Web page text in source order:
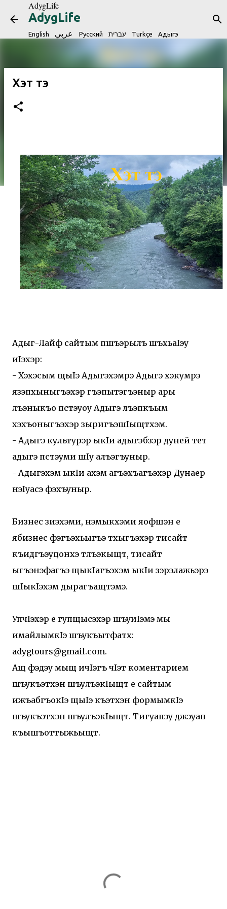
AdygLife
AdygLife
English Русский Turkçe Адыгэ
Хэт тэ
Адыг-Лайф сайтым пшъэрылъ шъхьаIэу
иIэхэр:
- Хэхэсым щыIэ Адыгэхэмрэ Адыгэ хэкумрэ
язэпхыныгъэхэр гъэпытэгъэныр ары
лъэныкъо пстэуоу Адыгэ лъэпкъым
хэхъоныгъэхэр зыригъэшIыщтхэм.
- Адыгэ культурэр ыкIи адыгэбзэр дуней тет
адыгэ пстэуми шIу алъэгъуныр.
- Адыгэхэм ыкIи ахэм агъэхъагъэхэр Дунаер
нэIуасэ фэхъуныр.
Бизнес зиӀэхэми, нэмыкӀхэми яӀофшӀэн е
ябизнес фэгъэхьыгъэ тхыгъэхэр тисайт
къидгъэуцонхэ тлъэкӀыщт, тисайт
ыгъэнэфагъэ щыкIагъэхэм ыкIи зэрэлажьэрэ
шIыкIэхэм дырагъащтэмэ.
УпчIэхэр е гупщысэхэр шъуиIэмэ мы
имайлымкIэ шъукъытфатх:
adygtours@gmail.com.
Ащ фэдэу мыщ ичIэгъ чIэт коментарием
шъукъэтхэн шъулъэкIыщт е сайтым
ижъабгъокIэ щыIэ къэтхэн формымкIэ
шъукъэтхэн шъулъэкIыщт. Тигуапэу джэуап
къышъоттыжьыщт.